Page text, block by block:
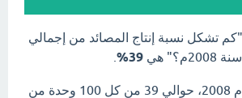
تشكل نسبة إنتاج المصائد من إجمالي
هي
39%
هذا يعني أنه في عام 2008، حوالي 39 من كل 100 وحدة من